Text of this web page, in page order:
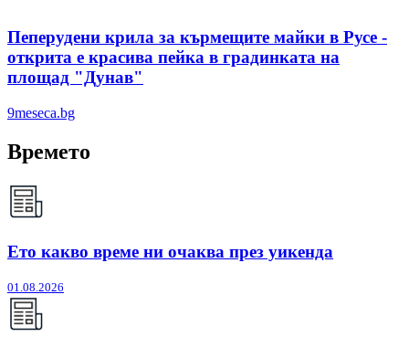
Пеперудени крила за кърмещите майки в Русе -
открита е красива пейка в градинката на
площад "Дунав"
9meseca.bg
Времето
Ето какво време ни очаква през уикенда
01.08.2026